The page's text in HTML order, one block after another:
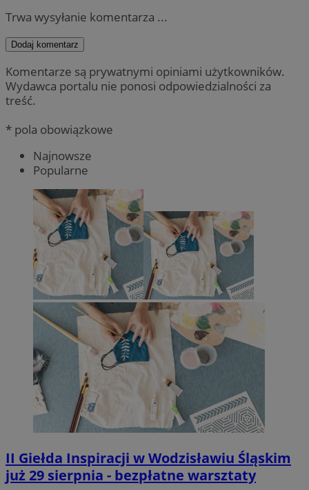
Trwa wysyłanie komentarza ...
Dodaj komentarz
Komentarze są prywatnymi opiniami użytkowników.
Wydawca portalu nie ponosi odpowiedzialności za
treść.
* pola obowiązkowe
Najnowsze
Popularne
II Giełda Inspiracji w Wodzisławiu Śląskim
już 29 sierpnia - bezpłatne warsztaty